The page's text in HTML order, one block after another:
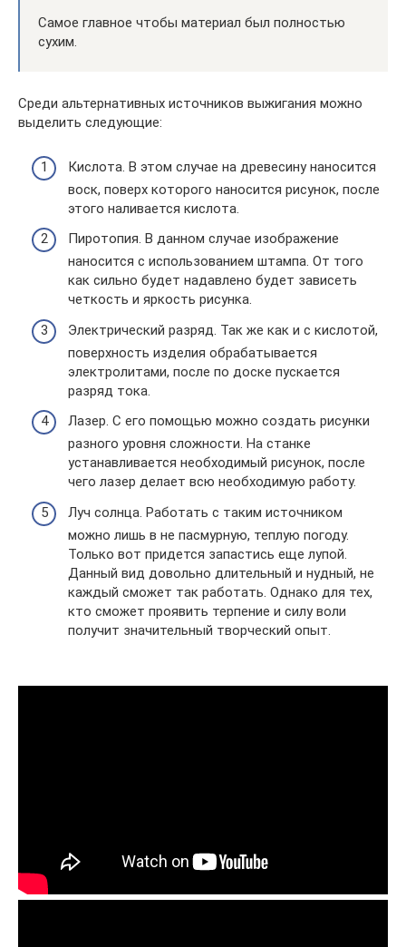
Самое главное чтобы материал был полностью
сухим.
Среди альтернативных источников выжигания можно
выделить следующие:
Кислота. В этом случае на древесину наносится
воск, поверх которого наносится рисунок, после
этого наливается кислота.
Пиротопия. В данном случае изображение
наносится с использованием штампа. От того
как сильно будет надавлено будет зависеть
четкость и яркость рисунка.
Электрический разряд. Так же как и с кислотой,
поверхность изделия обрабатывается
электролитами, после по доске пускается
разряд тока.
Лазер. С его помощью можно создать рисунки
разного уровня сложности. На станке
устанавливается необходимый рисунок, после
чего лазер делает всю необходимую работу.
Луч солнца. Работать с таким источником
можно лишь в не пасмурную, теплую погоду.
Только вот придется запастись еще лупой.
Данный вид довольно длительный и нудный, не
каждый сможет так работать. Однако для тех,
кто сможет проявить терпение и силу воли
получит значительный творческий опыт.